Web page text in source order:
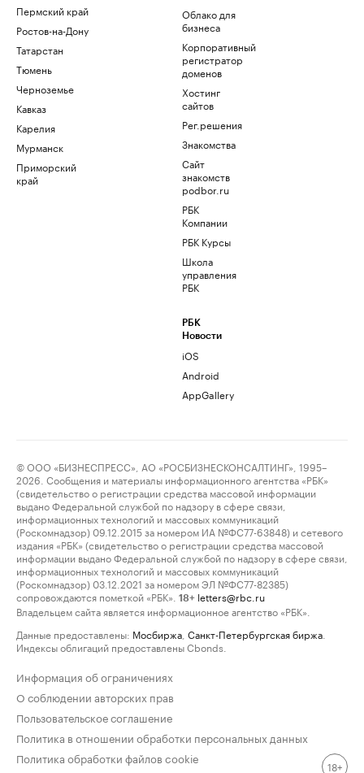
Пермский край
Ростов-на-Дону
Татарстан
Тюмень
Черноземье
Кавказ
Карелия
Мурманск
Приморский
край
Облако для
бизнеса
Корпоративный
регистратор
доменов
Хостинг
сайтов
Рег.решения
Знакомства
Сайт
знакомств
podbor.ru
РБК
Компании
РБК Курсы
Школа
управления
РБК
РБК
Новости
iOS
Android
AppGallery
© ООО «БИЗНЕСПРЕСС», АО «РОСБИЗНЕСКОНСАЛТИНГ», 1995–
2026. Сообщения и материалы информационного агентства «РБК»
(свидетельство о регистрации средства массовой информации
выдано Федеральной службой по надзору в сфере связи,
информационных технологий и массовых коммуникаций
(Роскомнадзор) 09.12.2015 за номером ИА №ФС77-63848) и сетевого
издания «РБК» (свидетельство о регистрации средства массовой
информации выдано Федеральной службой по надзору в сфере связи,
информационных технологий и массовых коммуникаций
(Роскомнадзор) 03.12.2021 за номером ЭЛ №ФС77-82385)
сопровождаются пометкой «РБК».
18+ letters@rbc.ru
Владельцем сайта является информационное агентство «РБК».
Данные предоставлены: Мосбиржа Санкт-Петербургская биржа
Индексы облигаций предоставлены Cbonds.
Информация об ограничениях
О соблюдении авторских прав
Пользовательское соглашение
Политика в отношении обработки персональных данных
Политика обработки файлов cookie
18+